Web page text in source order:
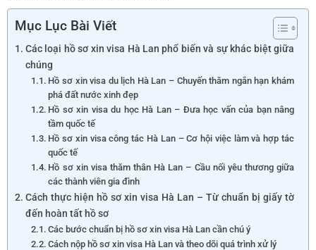
Mục Lục Bài Viết
Các loại hồ sơ xin visa Hà Lan phổ biến và sự khác biệt giữa
chúng
Hồ sơ xin visa du lịch Hà Lan – Chuyến thăm ngắn hạn khám
phá đất nước xinh đẹp
Hồ sơ xin visa du học Hà Lan – Đưa học vấn của bạn nâng
tầm quốc tế
Hồ sơ xin visa công tác Hà Lan – Cơ hội việc làm và hợp tác
quốc tế
Hồ sơ xin visa thăm thân Hà Lan – Cầu nối yêu thương giữa
các thành viên gia đình
Cách thực hiện hồ sơ xin visa Hà Lan – Từ chuẩn bị giấy tờ
đến hoàn tất hồ sơ
Các bước chuẩn bị hồ sơ xin visa Hà Lan cần chú ý
Cách nộp hồ sơ xin visa Hà Lan và theo dõi quá trình xử lý